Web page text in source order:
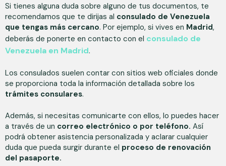
Si tienes alguna duda sobre alguno de tus documentos, te
recomendamos que te dirijas al consulado de Venezuela
que tengas más cercano. Por ejemplo, si vives en Madrid,
deberás de ponerte en contacto con el consulado de
Venezuela en Madrid.
Los consulados suelen contar con sitios web oficiales donde
se proporciona toda la información detallada sobre los
trámites consulares.
Además, si necesitas comunicarte con ellos, lo puedes hacer
a través de un correo electrónico o por teléfono. Así
podrá obtener asistencia personalizada y aclarar cualquier
duda que pueda surgir durante el proceso de renovación
del pasaporte.